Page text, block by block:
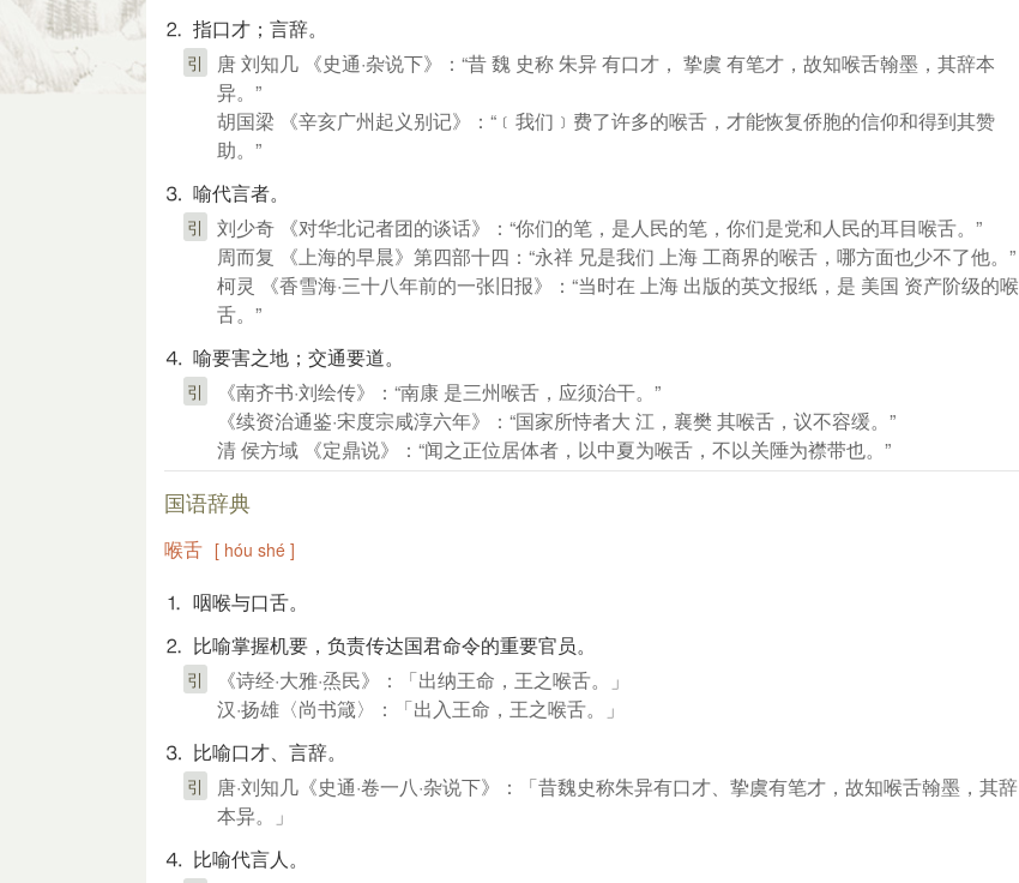
⒉ 指口才；言辞。
引
唐 刘知几 《史通·杂说下》：“昔 魏 史称 朱异 有口才， 挚虞 有笔才，故知喉舌翰墨，其辞本
异。”
胡国梁 《辛亥广州起义别记》：“﹝我们﹞费了许多的喉舌，才能恢复侨胞的信仰和得到其赞
助。”
⒊ 喻代言者。
引
刘少奇 《对华北记者团的谈话》：“你们的笔，是人民的笔，你们是党和人民的耳目喉舌。”
周而复 《上海的早晨》第四部十四：“永祥 兄是我们 上海 工商界的喉舌，哪方面也少不了他。”
柯灵 《香雪海·三十八年前的一张旧报》：“当时在 上海 出版的英文报纸，是 美国 资产阶级的喉
舌。”
⒋ 喻要害之地；交通要道。
引
《南齐书·刘绘传》：“南康 是三州喉舌，应须治干。”
《续资治通鉴·宋度宗咸淳六年》：“国家所恃者大 江，襄樊 其喉舌，议不容缓。”
清 侯方域 《定鼎说》：“闻之正位居体者，以中夏为喉舌，不以关陲为襟带也。”
国语辞典
喉舌 [ hóu shé ]
⒈ 咽喉与口舌。
⒉ 比喻掌握机要，负责传达国君命令的重要官员。
引
《诗经·大雅·烝民》：「出纳王命，王之喉舌。」
汉·扬雄〈尚书箴〉：「出入王命，王之喉舌。」
⒊ 比喻口才、言辞。
引
唐·刘知几《史通·卷一八·杂说下》：「昔魏史称朱异有口才、挚虞有笔才，故知喉舌翰墨，其辞
本异。」
⒋ 比喻代言人。